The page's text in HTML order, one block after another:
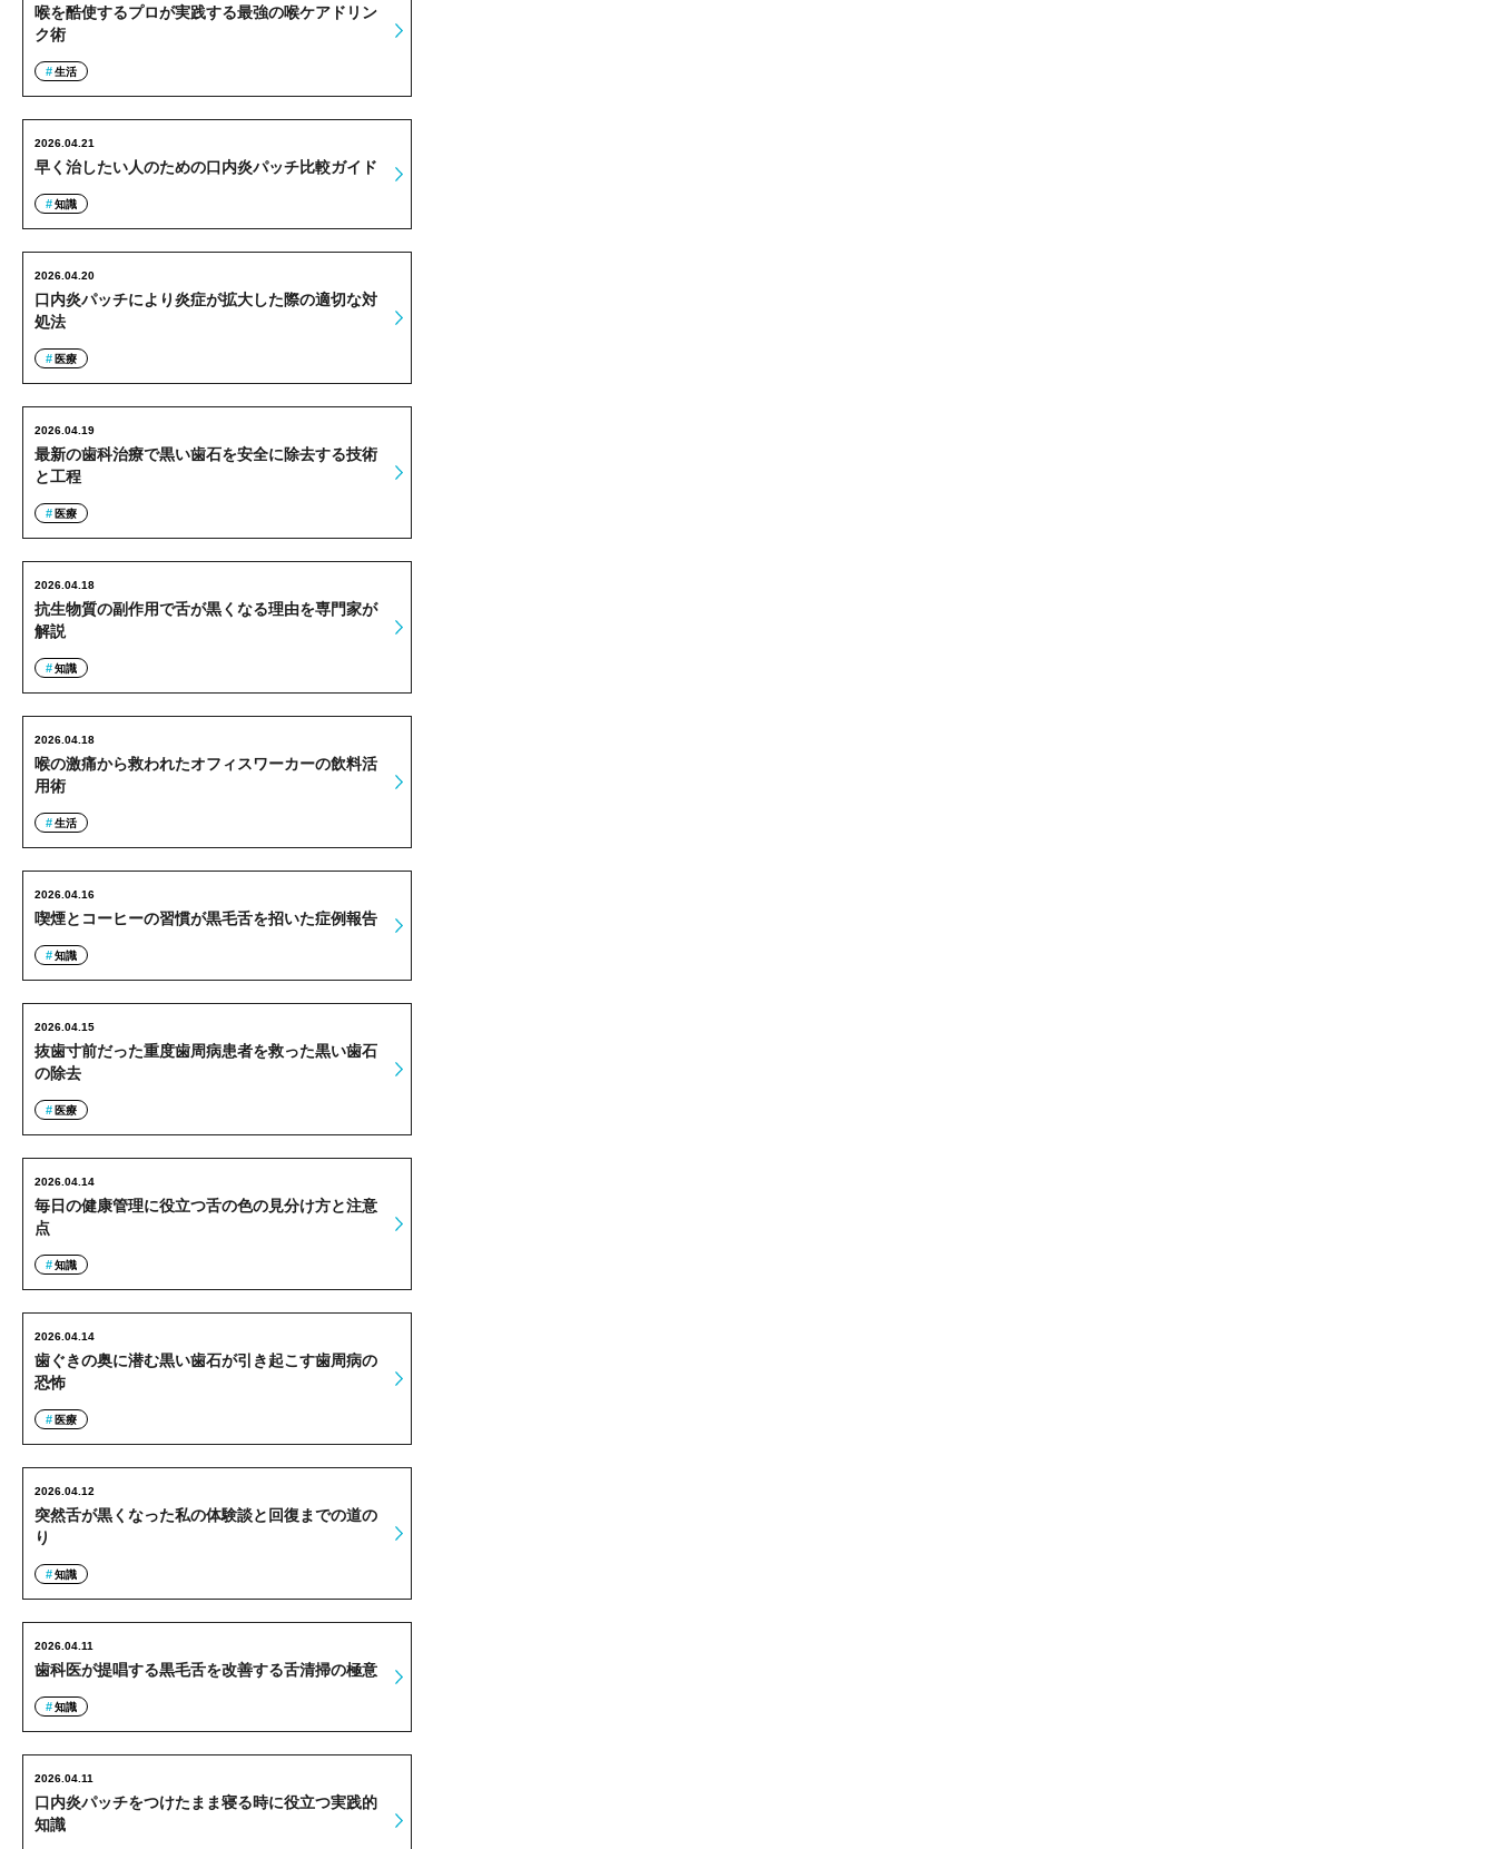
喉を酷使するプロが実践する最強の喉ケアドリン
ク術
生活
早く治したい人のための口内炎パッチ比較ガイド
2026.04.21
知識
口内炎パッチにより炎症が拡大した際の適切な対
処法
2026.04.20
医療
最新の歯科治療で黒い歯石を安全に除去する技術
と工程
2026.04.19
医療
抗生物質の副作用で舌が黒くなる理由を専門家が
解説
2026.04.18
知識
喉の激痛から救われたオフィスワーカーの飲料活
用術
2026.04.18
生活
喫煙とコーヒーの習慣が黒毛舌を招いた症例報告
2026.04.16
知識
抜歯寸前だった重度歯周病患者を救った黒い歯石
の除去
2026.04.15
医療
毎日の健康管理に役立つ舌の色の見分け方と注意
点
2026.04.14
知識
歯ぐきの奥に潜む黒い歯石が引き起こす歯周病の
恐怖
2026.04.14
医療
突然舌が黒くなった私の体験談と回復までの道の
り
2026.04.12
知識
歯科医が提唱する黒毛舌を改善する舌清掃の極意
2026.04.11
知識
口内炎パッチをつけたまま寝る時に役立つ実践的
知識
2026.04.11